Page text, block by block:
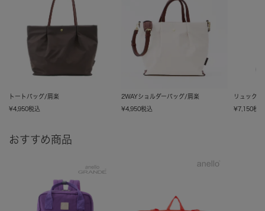
トートバッグ/肩楽
¥4,950税込
2WAYショルダーバッグ/肩楽
¥4,950税込
リュック/
¥7,150税込
おすすめ商品